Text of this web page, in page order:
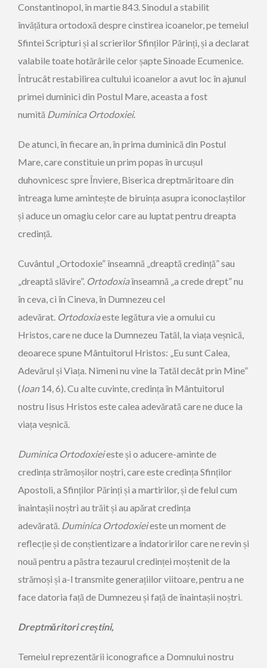
Constantinopol, în martie 843. Sinodul a stabilit
învățătura ortodoxă despre cinstirea icoanelor, pe temeiul
Sfintei Scripturi și al scrierilor Sfinților Părinți, și a declarat
valabile toate hotărârile celor șapte Sinoade Ecumenice.
Întrucât restabilirea cultului icoanelor a avut loc în ajunul
primei duminici din Postul Mare, aceasta a fost
numită Duminica Ortodoxiei.
De atunci, în fiecare an, în prima duminică din Postul
Mare, care constituie un prim popas în urcușul
duhovnicesc spre Înviere, Biserica dreptmăritoare din
întreaga lume amintește de biruința asupra iconoclaștilor
și aduce un omagiu celor care au luptat pentru dreapta
credință.
Cuvântul „Ortodoxie” înseamnă „dreaptă credință” sau
„dreaptă slăvire”. Ortodoxiaînseamnă „a crede drept” nu
în ceva, ci în Cineva, în Dumnezeu cel
adevărat. Ortodoxiaeste legătura vie a omului cu
Hristos, care ne duce la Dumnezeu Tatăl, la viața veșnică,
deoarece spune Mântuitorul Hristos: „Eu sunt Calea,
Adevărul și Viața. Nimeni nu vine la Tatăl decât prin Mine”
(Ioan14, 6). Cu alte cuvinte, credința în Mântuitorul
nostru ­Iisus Hristos este calea adevărată care ne duce la
viața veșnică.
Duminica Ortodoxieieste și o aducere-aminte de
credința stră­moșilor noștri, care este credința Sfinților
Apostoli, a Sfinților Părinți și a martirilor, și de felul cum
înaintașii noștri au trăit și au apărat credința
adevărată. Duminica Ortodoxieieste un moment de
reflecție și de conștientizare a îndatoririlor care ne revin și
nouă pentru a păstra tezaurul credinței moștenit de la
strămoși și a-l transmite gene­rațiilor viitoare, pentru a ne
face datoria față de Dumnezeu și față de înaintașii noștri.
Dreptmăritori creștini,
Temeiul reprezentării iconografice a Domnului nostru